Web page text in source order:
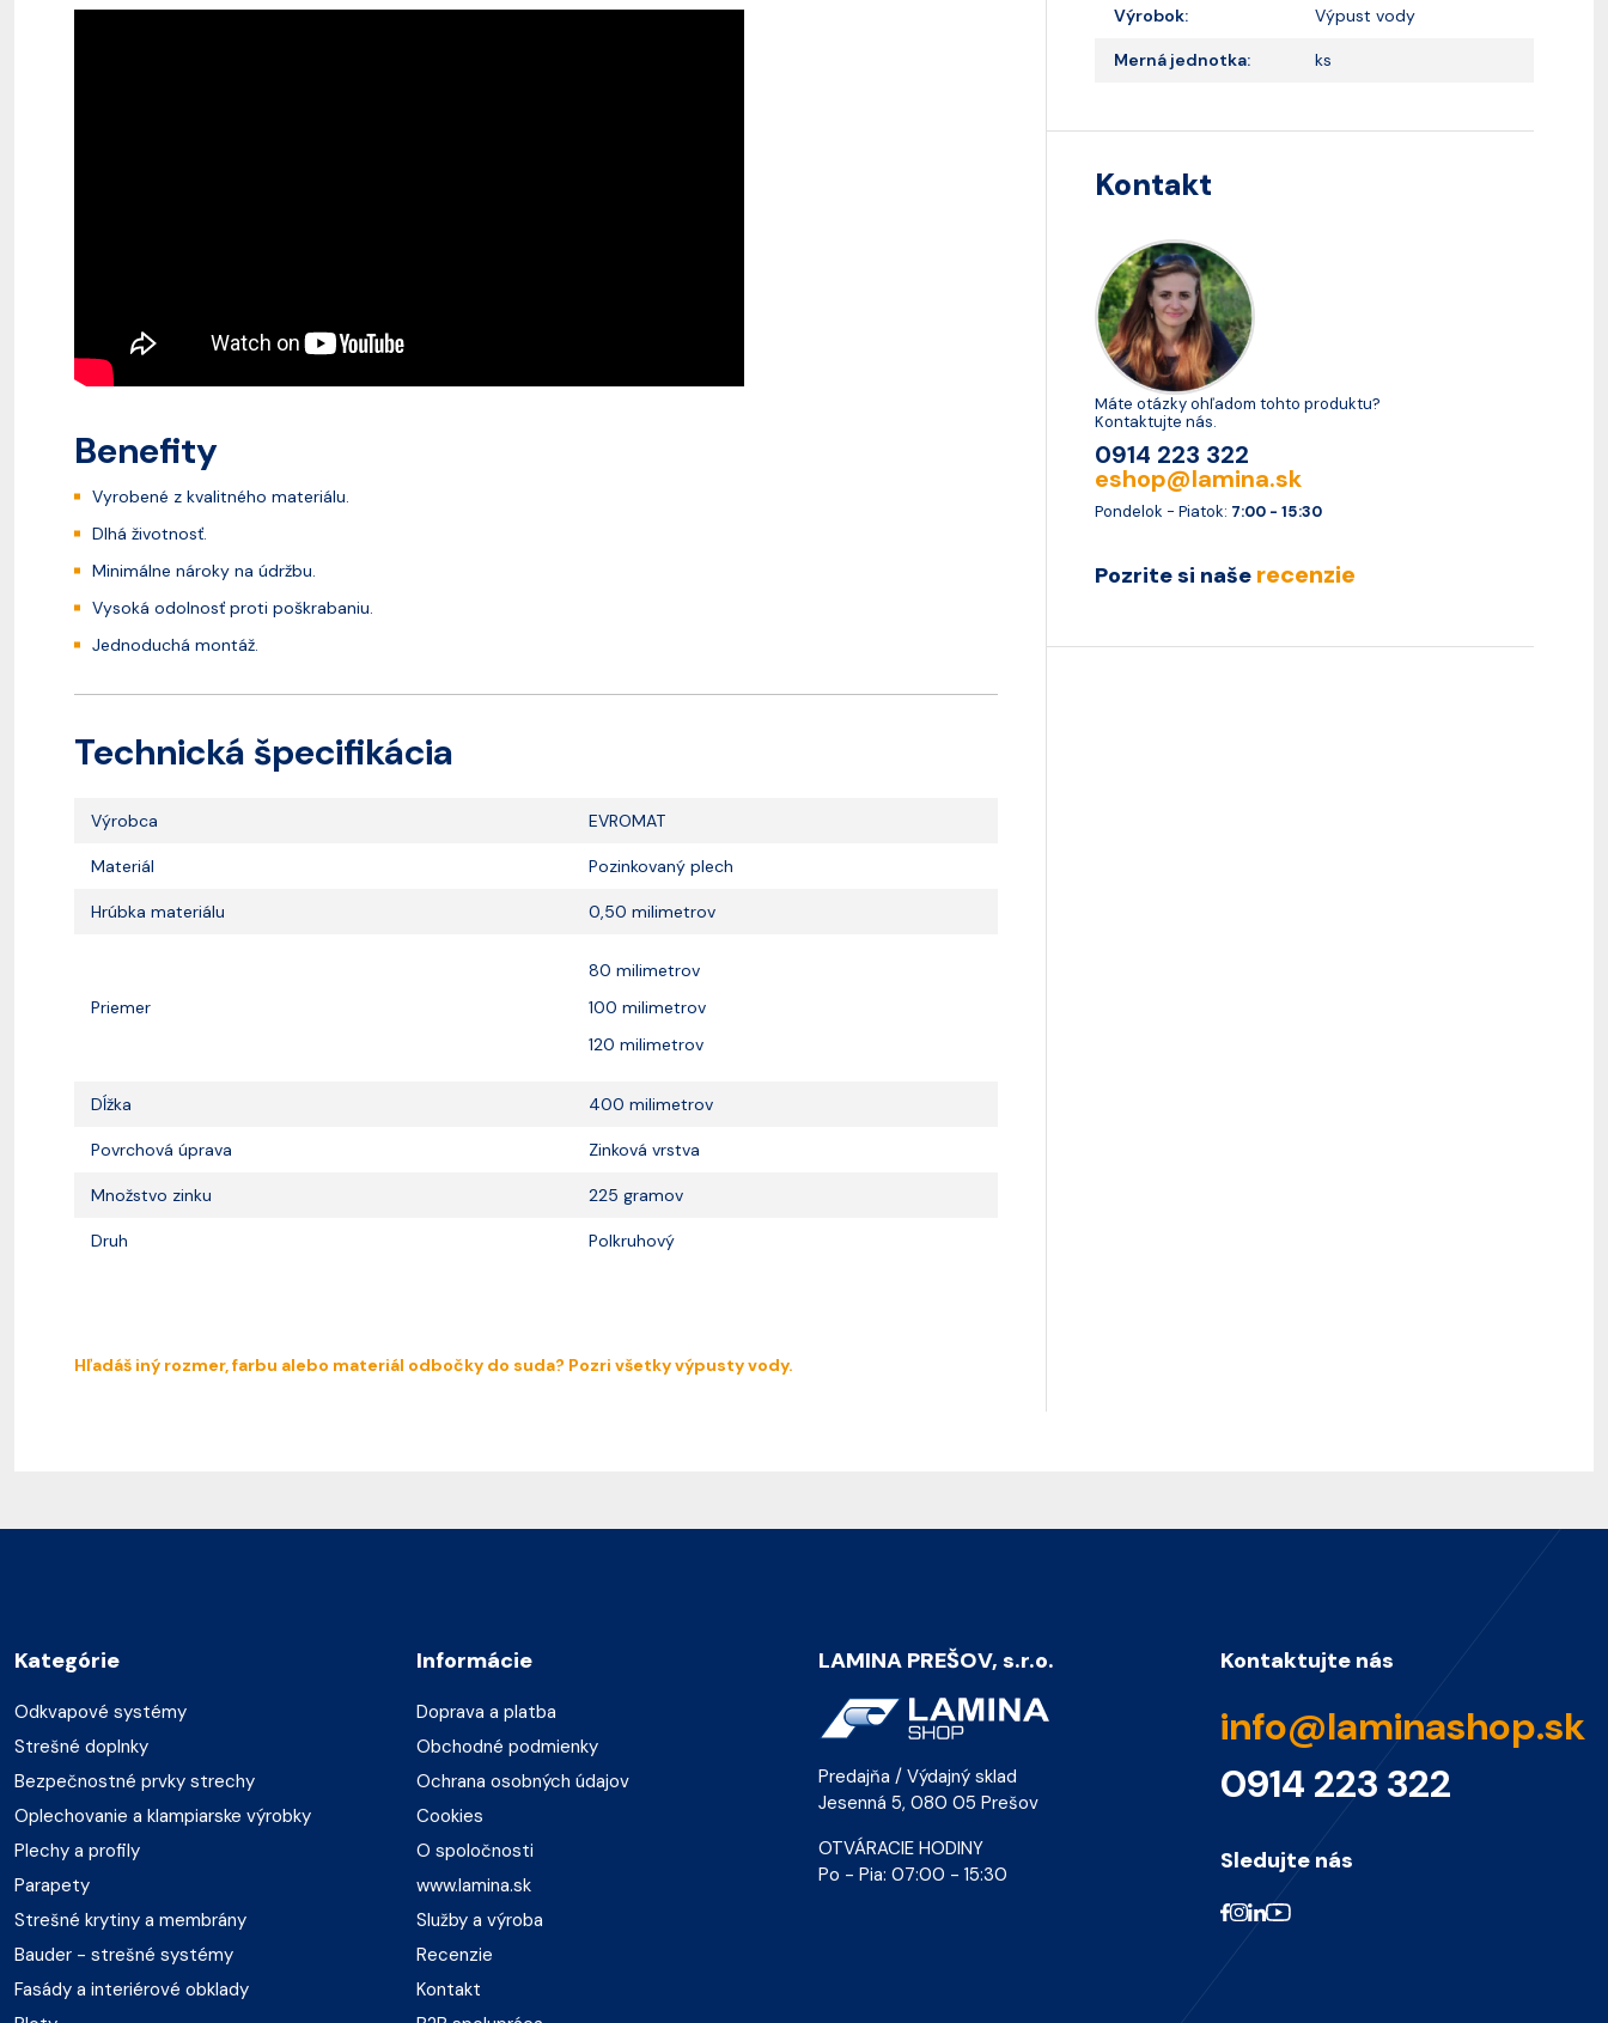
Benefity
Vyrobené z kvalitného materiálu.
Dlhá životnosť.
Minimálne nároky na údržbu.
Vysoká odolnosť proti poškrabaniu.
Jednoduchá montáž.
Technická špecifikácia
Výrobca EVROMAT
Materiál Pozinkovaný plech
Hrúbka materiálu 0,50 milimetrov
Priemer
80 milimetrov
100 milimetrov
120 milimetrov
Dĺžka 400 milimetrov
Povrchová úprava Zinková vrstva
Množstvo zinku 225 gramov
Druh Polkruhový
Hľadáš iný rozmer, farbu alebo materiál odbočky do suda? Pozri všetky výpusty vody.
Výrobok: Výpust vody
Merná jednotka: ks
Kontakt
Máte otázky ohľadom tohto produktu?
Kontaktujte nás.
0914 223 322
eshop@lamina.sk
Pondelok - Piatok: 7:00 - 15:30
Pozrite si naše recenzie
Kategórie
Odkvapové systémy
Strešné doplnky
Bezpečnostné prvky strechy
Oplechovanie a klampiarske výrobky
Plechy a profily
Parapety
Strešné krytiny a membrány
Bauder - strešné systémy
Fasády a interiérové obklady
Informácie
Doprava a platba
Obchodné podmienky
Ochrana osobných údajov
Cookies
O spoločnosti
www.lamina.sk
Služby a výroba
Recenzie
Kontakt
LAMINA PREŠOV, s.r.o.
Predajňa / Výdajný sklad
Jesenná 5, 080 05 Prešov
OTVÁRACIE HODINY
Po - Pia: 07:00 - 15:30
Kontaktujte nás
info@laminashop.sk
0914 223 322
Sledujte nás